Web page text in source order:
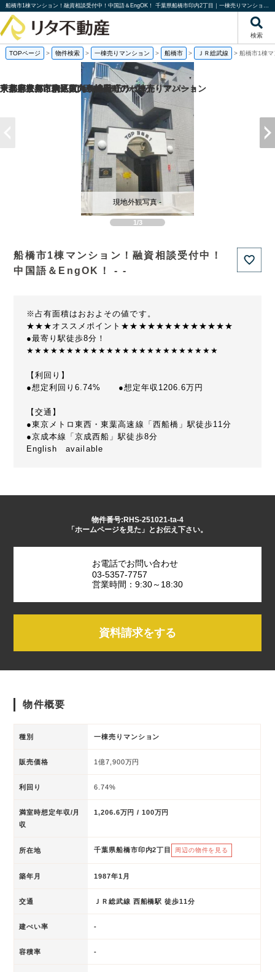
船橋市1棟マンション！融資相談受付中！中国語＆EngOK！ 千葉県船橋市印内2丁目｜一棟売りマンション｜投資物件や収益物件｜株式会社リタ不動産
検索
TOPページ > 物件検索 > 一棟売りマンション > 船橋市 > ＪＲ総武線 > 船橋市1棟
1/3
現地外観写真 -
船橋市1棟マンション！融資相談受付中！
中国語＆EngOK！ - -
※占有面積はおおよその値です。
★★★オススメポイント★★★★★★★★★★★★★
●最寄り駅徒歩8分！
★★★★★★★★★★★★★★★★★★★★★★★★
【利回り】
●想定利回り6.74% ●想定年収1206.6万円
【交通】
●東京メトロ東西・東葉高速線「西船橋」駅徒歩11分
●京成本線「京成西船」駅徒歩8分
English available
物件番号:RHS-251021-ta-4
「ホームページを見た」とお伝え下さい。
お電話でお問い合わせ
03-5357-7757
営業時間：9:30～18:30
資料請求をする
物件概要
種別 一棟売りマンション
販売価格 1億7,900万円
利回り 6.74%
満室時想定年収/月
収
1,206.6万円 / 100万円
所在地 千葉県船橋市印内2丁目 周辺の物件を見る
築年月 1987年1月
交通 ＪＲ総武線 西船橋駅 徒歩11分
建ぺい率 -
容積率 -
京都府京都市伏見区向島津田町の一棟売りマンション
京都府京都市南区東九条松田町の一棟売りアパート
千葉県松戸市東平賀の一棟売りアパート
東京都豊島区駒込6丁目の1棟売りビル